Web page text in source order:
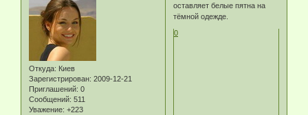
Откуда: Киев
Зарегистрирован: 2009-12-21
Приглашений: 0
Сообщений: 511
Уважение: +223
оставляет белые пятна на
тёмной одежде.
0